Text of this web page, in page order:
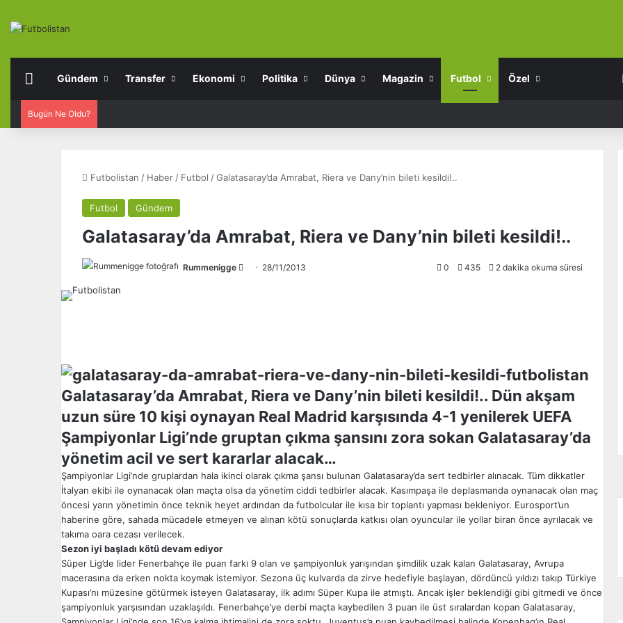
Anasayfa
Gündem Transfer Ekonomi Politika Dünya Magazin Futbol Özel
Bugün Ne Oldu?
Futbolistan / Haber / Futbol /Galatasaray’da Amrabat, Riera ve Dany’nin bileti kesildi!..
Futbol Gündem
Galatasaray’da Amrabat, Riera ve Dany’nin bileti kesildi!..
Rummenigge
n
X
28/11/2013 0 435 2 dakika okuma süresi
Galatasaray’da Amrabat, Riera ve Dany’nin bileti kesildi!.. Dün akşam
uzun süre 10 kişi oynayan Real Madrid karşısında 4-1 yenilerek UEFA
Şampiyonlar Ligi’nde gruptan çıkma şansını zora sokan Galatasaray’da
yönetim acil ve sert kararlar alacak…
Şampiyonlar Ligi’nde gruplardan hala ikinci olarak çıkma şansı bulunan Galatasaray’da sert tedbirler alınacak. Tüm dikkatler
İtalyan ekibi ile oynanacak olan maçta olsa da yönetim ciddi tedbirler alacak. Kasımpaşa ile deplasmanda oynanacak olan maç
öncesi yarın yönetimin önce teknik heyet ardından da futbolcular ile kısa bir toplantı yapması bekleniyor. Eurosport’un
haberine göre, sahada mücadele etmeyen ve alınan kötü sonuçlarda katkısı olan oyuncular ile yollar biran önce ayrılacak ve
takıma oara cezası verilecek.
Sezon iyi başladı kötü devam ediyor
Süper Lig’de lider Fenerbahçe ile puan farkı 9 olan ve şampiyonluk yarışından şimdilik uzak kalan Galatasaray, Avrupa
macerasına da erken nokta koymak istemiyor. Sezona üç kulvarda da zirve hedefiyle başlayan, dördüncü yıldızı takıp Türkiye
Kupası’nı müzesine götürmek isteyen Galatasaray, ilk adımı Süper Kupa ile atmıştı. Ancak işler beklendiği gibi gitmedi ve önce
şampiyonluk yarşısından uzaklaşıldı. Fenerbahçe’ye derbi maçta kaybedilen 3 puan ile üst sıralardan kopan Galatasaray,